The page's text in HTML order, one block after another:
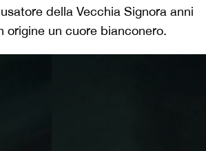
della Vecchia Signora anni
origine un cuore bianconero.